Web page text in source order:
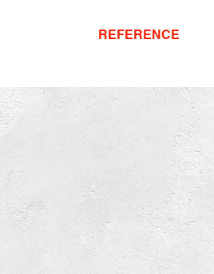
REFERENCE
nabízí